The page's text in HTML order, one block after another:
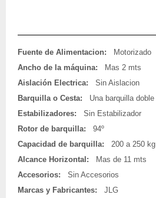
Fuente de Alimentacion:
Motorizado
Ancho de la máquina:
Mas 2 mts
Aislación Electrica:
Sin Aislacion
Barquilla o Cesta:
Una barquilla doble
Estabilizadores:
Sin Estabilizador
Rotor de barquilla:
94º
Capacidad de barquilla:
200 a 250 kg
Alcance Horizontal:
Mas de 11 mts
Accesorios:
Sin Accesorios
Marcas y Fabricantes:
JLG